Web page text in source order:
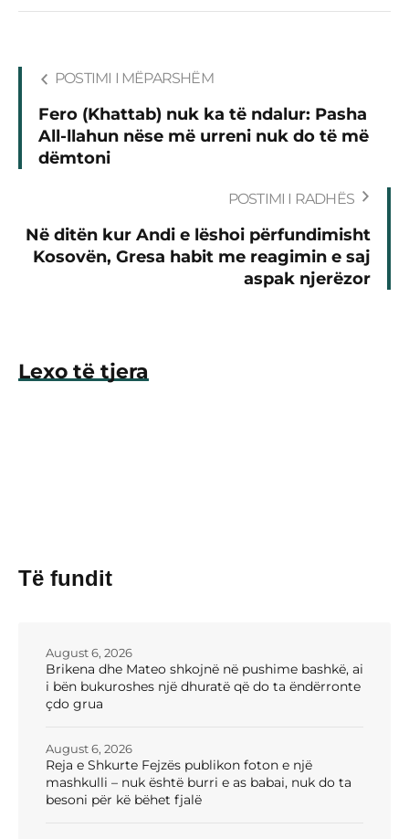
POSTIMI I MËPARSHËM
Fero (Khattab) nuk ka të ndalur: Pasha
All-llahun nëse më urreni nuk do të më
dëmtoni
POSTIMI I RADHËS
Në ditën kur Andi e lëshoi përfundimisht
Kosovën, Gresa habit me reagimin e saj
aspak njerëzor
Lexo të tjera
Të fundit
Brikena dhe Mateo shkojnë në pushime bashkë, ai
i bën bukuroshes një dhuratë që do ta ëndërronte
çdo grua
August 6, 2026
Reja e Shkurte Fejzës publikon foton e një
mashkulli – nuk është burri e as babai, nuk do ta
besoni për kë bëhet fjalë
August 6, 2026